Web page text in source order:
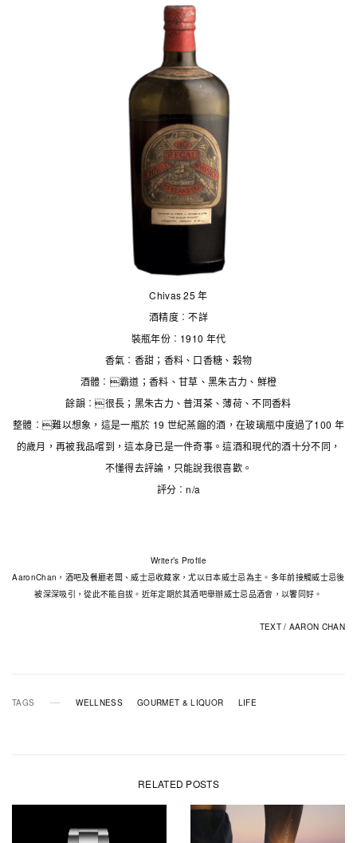
Chivas 25 年
酒精度︰不詳
裝瓶年份︰1910 年代
香氣︰香甜；香料、口香糖、穀物
酒體︰霸道；香料、甘草、黑朱古力、鮮橙
餘韻︰很長；黑朱古力、普洱茶、薄荷、不同香料
整體︰難以想象，這是一瓶於 19 世紀蒸餾的酒，在玻璃瓶中度過了100 年
的歲月，再被我品嚐到，這本身已是一件奇事。這酒和現代的酒十分不同，
不懂得去評論，只能說我很喜歡。
評分︰n/a
Writer’s Profile
AaronChan，酒吧及餐廳老闆、威士忌收藏家，尤以日本威士忌為主。多年前接觸威士忌後
被深深吸引，從此不能自拔。近年定期於其酒吧舉辦威士忌品酒會，以饗同好。
TEXT‭ / ‬AARON CHAN
TAGS WELLNESS GOURMET & LIQUOR LIFE
RELATED POSTS